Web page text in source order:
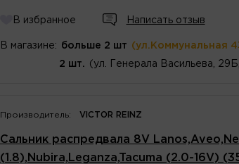
В избранное Написать отзыв
В магазине: больше 2 шт (ул.Коммунальная
2 шт. (ул. Генерала Васильева,
Производитель: VICTOR REINZ
Сальник распредвала 8V
(1.8),Nubira,Leganza,Tacuma (2.0-16V)